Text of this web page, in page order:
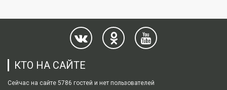
КТО НА САЙТЕ
Сейчас на сайте 5786 гостей и нет пользователей